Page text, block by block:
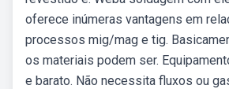
oferece inúmeras vantagens em
processos mig/mag e tig.
os materiais podem ser.
e barato. Não necessita fluxos ou